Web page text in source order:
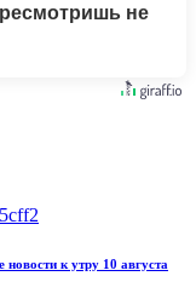
не
к утру 10 августа